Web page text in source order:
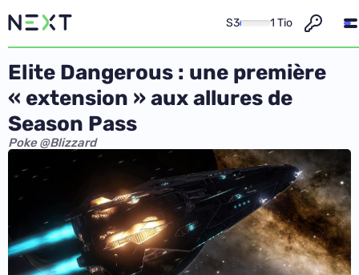
S3 1 Tio
Elite Dangerous : une première
« extension » aux allures de
Season Pass
Poke @Blizzard